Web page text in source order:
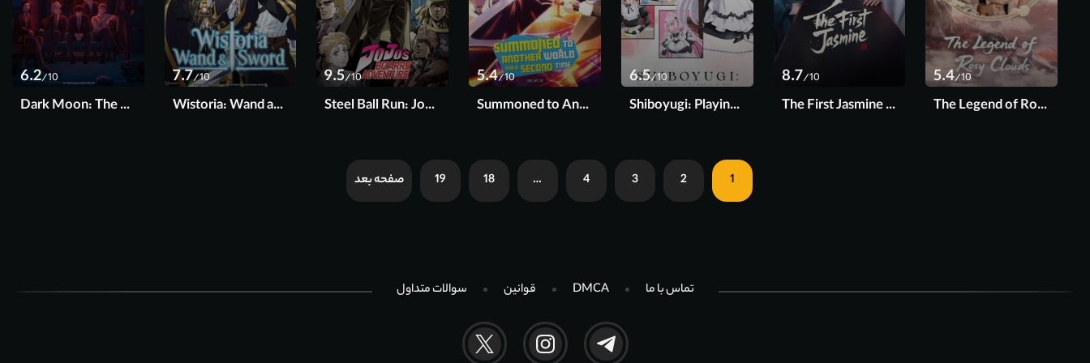
5.4/10
The Legend of Rosy Clouds 2026
8.7/10
The First Jasmine 2026
6.5/10
Shiboyugi: Playing Death Games to Put Food on the Table 2026
5.4/10
Summoned to Another World for a Second Time 2023
9.5/10
Steel Ball Run: JoJo's Bizarre Adventure 2026
7.7/10
Wistoria: Wand and Sword 2024
6.2/10
Dark Moon: The Blood Altar 2026
1
2
3
4
…
18
19 صفحه بعد
تماس با ما DMCA قوانین سوالات متداول